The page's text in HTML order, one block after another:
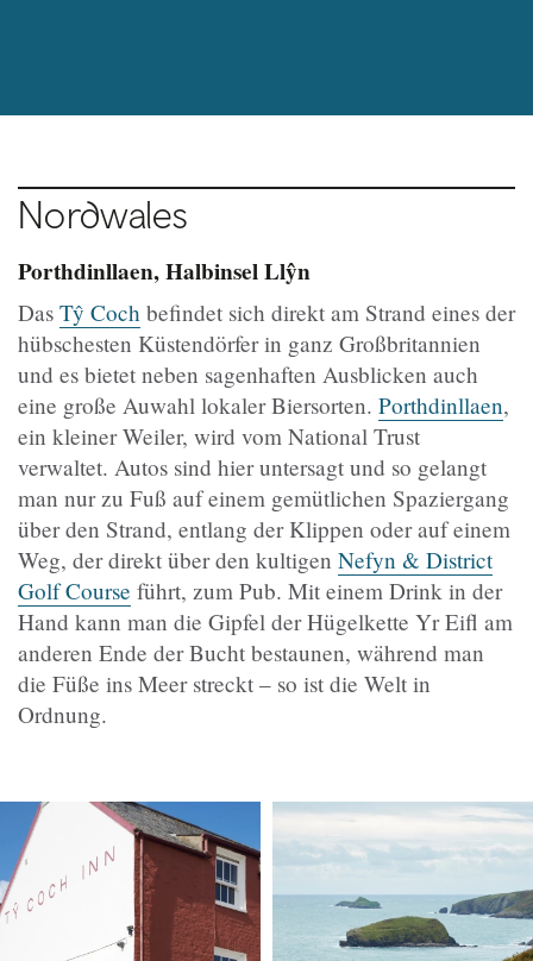
Nordwales
Porthdinllaen, Halbinsel Llŷn
Das Tŷ Coch befindet sich direkt am Strand eines der
hübschesten Küstendörfer in ganz Großbritannien
und es bietet neben sagenhaften Ausblicken auch
eine große Auwahl lokaler Biersorten. Porthdinllaen,
ein kleiner Weiler, wird vom National Trust
verwaltet. Autos sind hier untersagt und so gelangt
man nur zu Fuß auf einem gemütlichen Spaziergang
über den Strand, entlang der Klippen oder auf einem
Weg, der direkt über den kultigen Nefyn & District
Golf Course führt, zum Pub. Mit einem Drink in der
Hand kann man die Gipfel der Hügelkette Yr Eifl am
anderen Ende der Bucht bestaunen, während man
die Füße ins Meer streckt – so ist die Welt in
Ordnung.